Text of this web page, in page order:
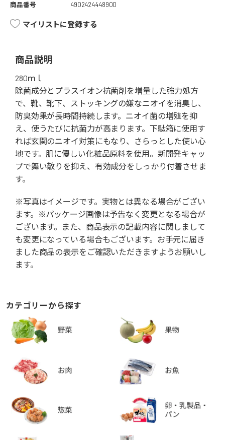
商品番号
4902424448900
マイリストに登録する
商品説明
280ｍｌ
除菌成分とプラスイオン抗菌剤を増量した強力処方
で、靴、靴下、ストッキングの嫌なニオイを消臭し、
防臭効果が長時間持続します。ニオイ菌の増殖を抑
え、使うたびに抗菌力が高まります。下駄箱に使用す
れば玄関のニオイ対策にもなり、さらっとした使い心
地です。肌に優しい化粧品原料を使用。新開発キャッ
プで舞い散りを抑え、有効成分をしっかり付着させま
す。
※写真はイメージです。実物とは異なる場合がござい
ます。※パッケージ画像は予告なく変更となる場合が
ございます。また、商品表示の記載内容に関しまして
も変更になっている場合もございます。お手元に届き
ました商品の表示をご確認いただきますようお願いし
ます。
カテゴリーから探す